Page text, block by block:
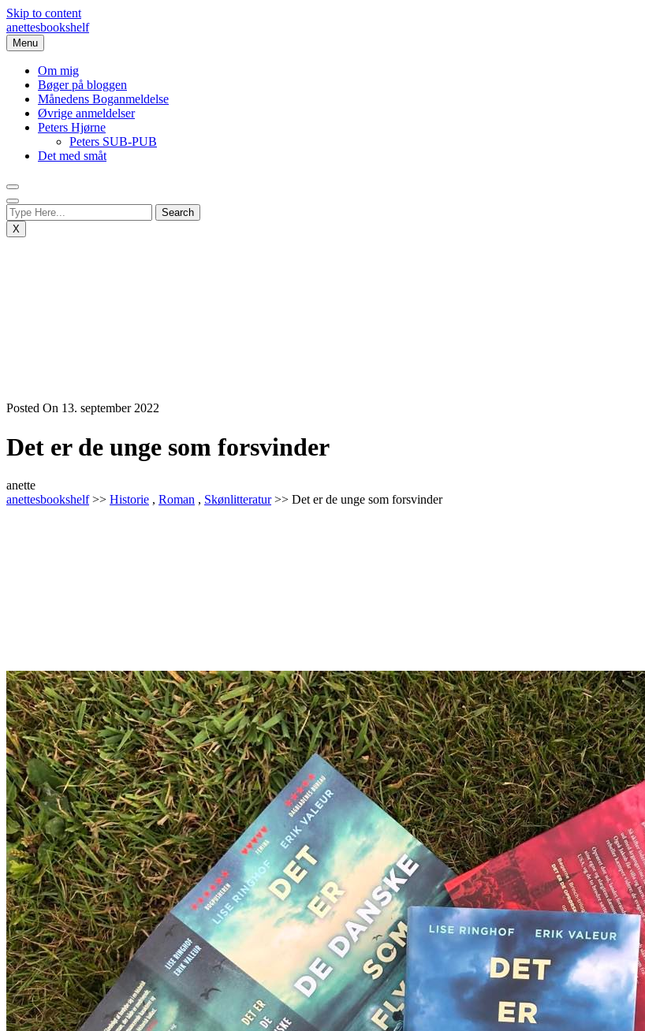
Skip to content
anettesbookshelf
Menu
Om mig
Bøger på bloggen
Månedens Boganmeldelse
Øvrige anmeldelser
Peters Hjørne
Peters SUB-PUB
Det med småt
X
Posted On 13. september 2022
Det er de unge som forsvinder
anette
anettesbookshelf>> Historie , Roman , Skønlitteratur>> Det er de unge som forsvinder